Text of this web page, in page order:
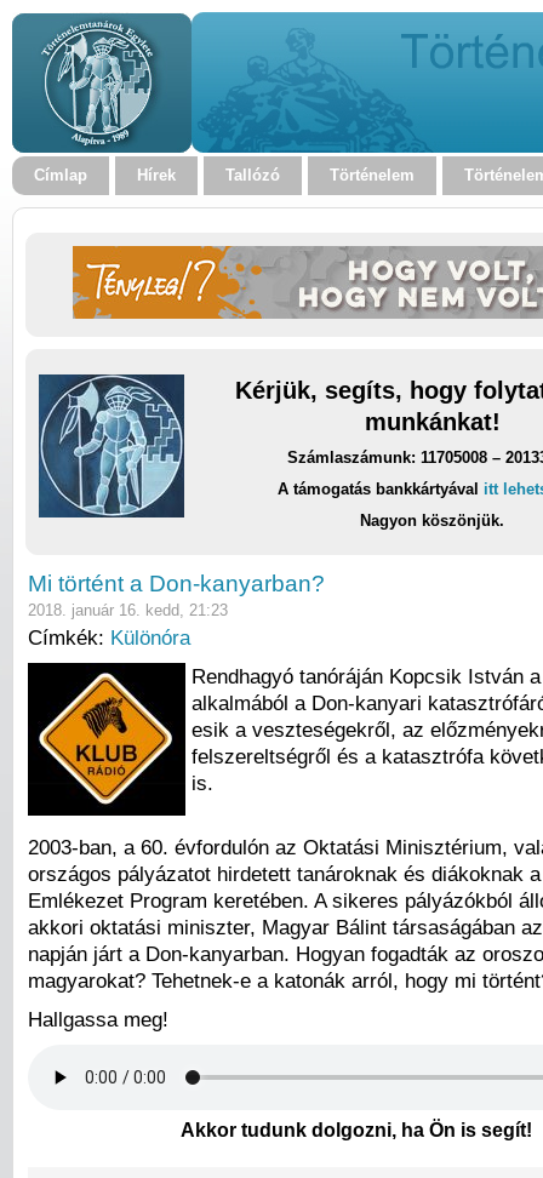
Címlap Hírek Tallózó Történelem
Kérjük, segíts, hogy
munkánkat!
Számlaszámunk: 11705008 –
A támogatás bankkártyával itt
Nagyon köszönjük.
Mi történt a Don-kanyarban?
2018. január 16. kedd, 21:23
Címkék: Különóra
Rendhagyó tanóráján Kopcsik István
alkalmából a Don-kanyari
esik a veszteségekről, az
felszereltségről és a katasztrófa
is.
2003-ban, a 60. évfordulón az Oktatási Minisztérium,
országos pályázatot hirdetett tanároknak és diákoknak
Emlékezet Program keretében. A sikeres pályázókból
akkori oktatási miniszter, Magyar Bálint társaságában
napján járt a Don-kanyarban. Hogyan fogadták az
magyarokat? Tehetnek-e a katonák arról, hogy mi
Hallgassa meg!
Akkor tudunk dolgozni, ha Ön is segít!